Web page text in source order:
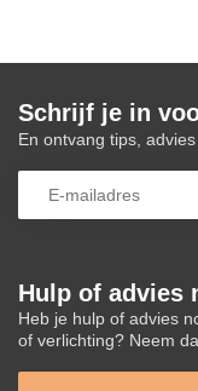
Hulp of advies
Heb je hulp of advies
of verlichting? Neem
Schrijf je in
En ontvang tips,